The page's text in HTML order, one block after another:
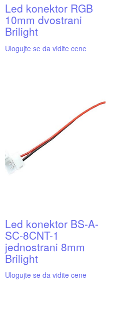
Led konektor RGB
10mm dvostrani
Brilight
Ulogujte se da vidite cene
Led konektor BS-A-
SC-8CNT-1
jednostrani 8mm
Brilight
Ulogujte se da vidite cene